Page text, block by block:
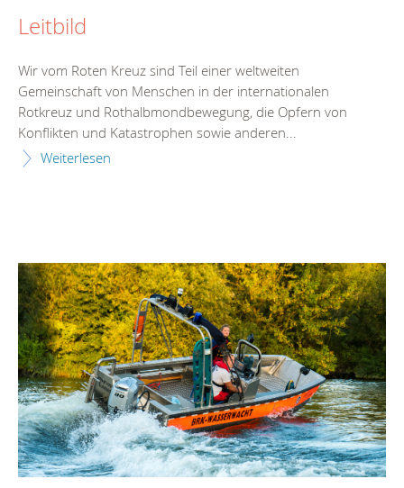
Leitbild
Wir vom Roten Kreuz sind Teil einer weltweiten
Gemeinschaft von Menschen in der internationalen
Rotkreuz und Rothalbmondbewegung, die Opfern von
Konflikten und Katastrophen sowie anderen...
Weiterlesen